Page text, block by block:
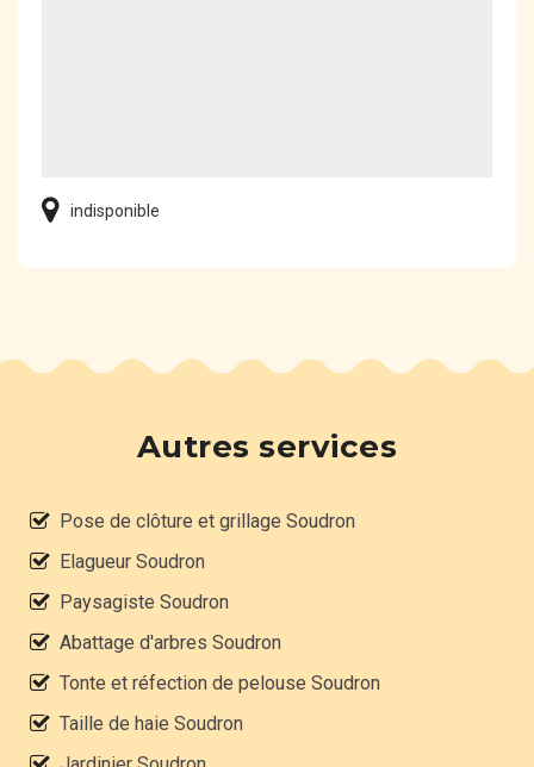
indisponible
Autres services
Pose de clôture et grillage Soudron
Elagueur Soudron
Paysagiste Soudron
Abattage d'arbres Soudron
Tonte et réfection de pelouse Soudron
Taille de haie Soudron